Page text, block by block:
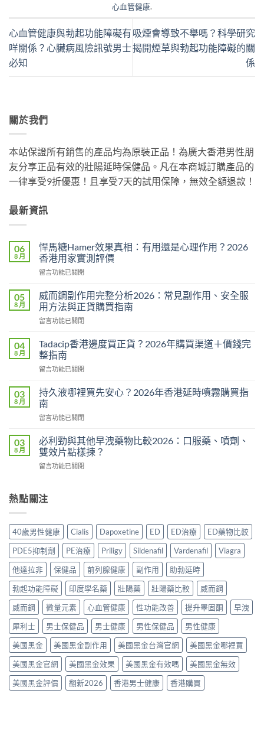
心血管健康.
心血管健康與勃起功能障礙有
咩關係？心臟病風險訊號男士
必知
吸煙會導致不舉嗎？科學研究
揭開煙草與勃起功能障礙的關
係
關於我們
本站保證所有銷售的產品均為原裝正品！為廣大香港男性朋
友分享正品有效的壯陽延時保健品。凡在本商城訂購產品的
一律享受9折優惠！且享受7天的試用保障，無效全額退款！
最新資訊
06
8 月
悍馬糖Hamer效果真相：有用還是心理作用？2026
香港用家實測評價
在
馬
糖
Hamer
效
真
相：
有
用
是
心
作
2026
香
港
實
測
價〉
中
留言功能已關閉
05
8 月
威而鋼副作用完整分析2026：常見副作用、安全服
用方法與正貨購買指南
在
而
鋼
副
作
完
整
分
析
常
見
作
全
方
法
與
正
貨
購
買
指
南〉
中
留言功能已關閉
04
8 月
Tadacip香港邊度買正貨？2026年購買渠道＋價錢完
整指南
在
香
港
邊
度
正
貨？
2026
年
渠
價
錢
完
整
指
南〉
中
留言功能已關閉
03
8 月
持久液哪裡買先安心？2026年香港延時噴霧購買指
南
在
久
液
哪
裡
安
年
香
港
延
時
噴
霧
購
指
南〉
中
留言功能已關閉
03
8 月
必利勁與其他早洩藥物比較2026：口服藥、噴劑、
雙效片點樣揀？
在
勁
與
他
早
洩
藥
物
比
較
2026：
服
藥、
噴
劑、
雙
效
片
點
留言功能已關閉
熱點關注
40歲男性健康 Cialis Dapoxetine ED ED治療
ED藥物比較
PDE5抑制劑
PE治療 Priligy Sildenafil Vardenafil
Viagra
他達拉非
保健品 前列腺健康 副作用
助勃延時
勃起功能障礙
印度學名藥 壯陽藥 壯陽藥比較
威而鋼
威而鋼
微量元素 心血管健康 性功能改善 提升睪固酮
早洩
犀利士
男士保健品 男士健康 男性保健品
男性健康
美國黑金
美國黑金副作用 美國黑金台灣官網
美國黑金哪裡買
美國黑金官網
美國黑金效果 美國黑金有效嗎
美國黑金無效
美國黑金評價
翻新2026 香港男士健康 香港購買